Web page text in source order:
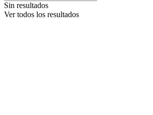
Sin resultados
Ver todos los resultados